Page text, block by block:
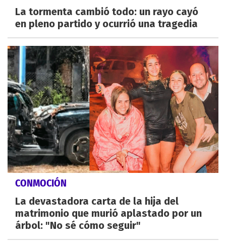
La tormenta cambió todo: un rayo cayó
en pleno partido y ocurrió una tragedia
CONMOCIÓN
La devastadora carta de la hija del
matrimonio que murió aplastado por un
árbol: "No sé cómo seguir"